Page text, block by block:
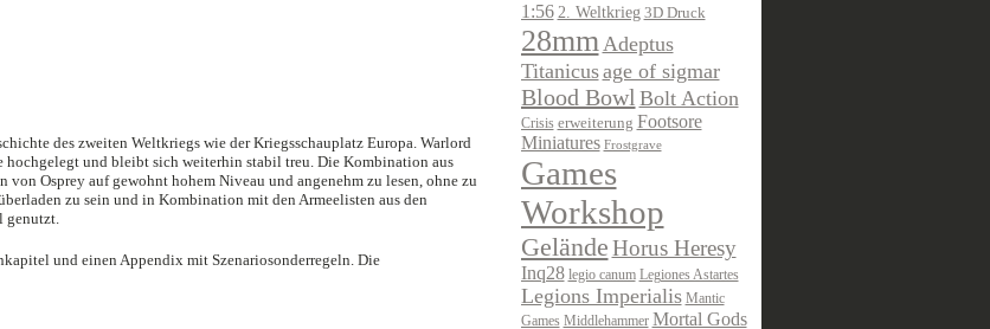
des zweiten Weltkriegs wie der Kriegsschauplatz Europa. Warlord
hochgelegt und bleibt sich weiterhin stabil treu. Die Kombination aus
Osprey auf gewohnt hohem Niveau und angenehm zu lesen, ohne zu
zu sein und in Kombination mit den Armeelisten aus den
genutzt.
und einen Appendix mit Szenariosonderregeln. Die
1:56 2. Weltkrieg 3D Druck
28mmAdeptus
Titanicusage of sigmar
Blood Bowl Bolt Action
Crisis erweiterung Footsore
Miniatures Frostgrave
Games
Workshop
GeländeHorus Heresy
Inq28 legio canum Legiones Astartes
Legions Imperialis Mantic
Games Middlehammer Mortal Gods